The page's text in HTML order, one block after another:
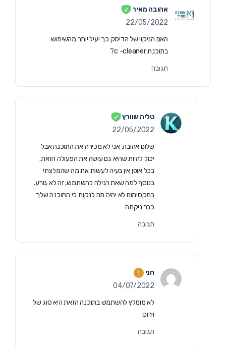
אהובה מאיר
22/05/2022
האם הניקוי של הדיסק כך יעיל יותר מהשימוש
בתוכנת:c -cleaner?
תגובה
טליה שוורץ
22/05/2022
שלום אהובה, אני לא מכירה את התוכנה אבל
יכול להיות שהיא גם עושה את הפעולה הזאת.
בכל אופן אין בעיה לעשות את מה שהמלצתי
בנוסף למה שאת רגילה להשתמש, זה לא גורע.
במקסימום לא יהיה מה לנקות כי התוכנה שלך
כבר ניקתה
תגובה
חני
04/07/2022
לא מומלץ להשתמש בתוכנה הזאת היא סוג של
וירוס
תגובה